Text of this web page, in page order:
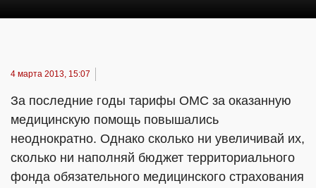
4 марта 2013, 15:07
За последние годы тарифы ОМС за оказанную
медицинскую помощь повышались
неоднократно. Однако сколько ни увеличивай их,
сколько ни наполняй бюджет территориального
фонда обязательного медицинского страхования